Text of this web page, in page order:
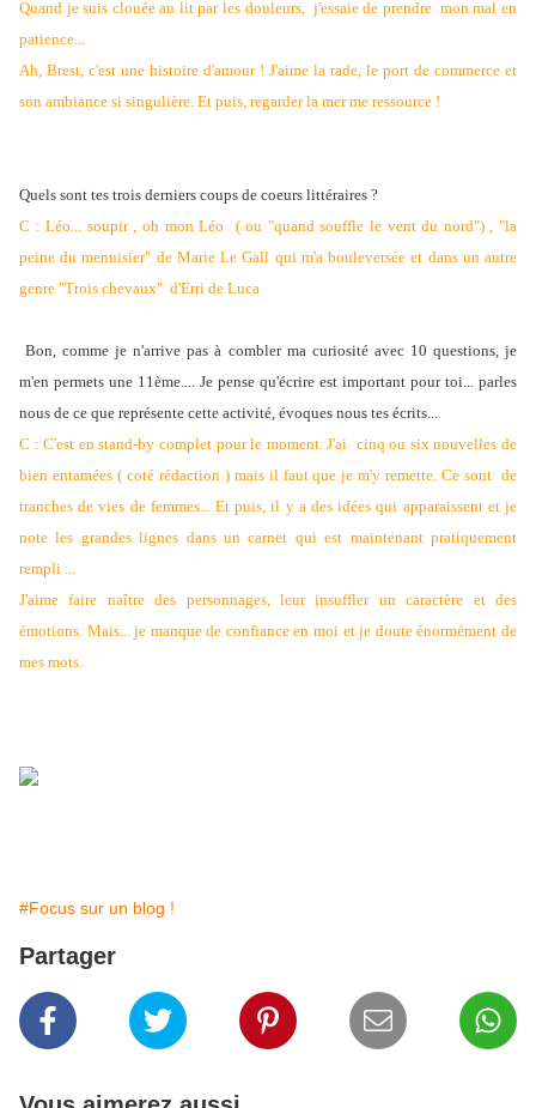
Quand je suis clouée au lit par les douleurs, j'essaiede prendre mon mal en
patience...
Ah, Brest, c'est une histoire d'amour ! J'aime la rade, le port de commerce et
son ambiance si singulière. Et puis, regarder la mer me ressource !
Quels sont tes trois derniers coups de coeurs littéraires ?
C : Léo... soupir , oh mon Léo ( ou "quand souffle le vent du nord") , "la
peine du menuisier" de Marie Le Gall qui m'a bouleversée et dans un autre
genre "Trois chevaux" d'Erri de Luca
Bon, comme je n'arrive pas à combler ma curiosité avec 10 questions, je
m'en permets une 11ème.... Je pense qu'écrire est important pour toi... parles
nous de ce que représente cette activité, évoques nous tes écrits...
C : C'est en stand-by complet pour le moment. J'ai cinq ou six nouvelles de
bien entamées ( coté rédaction ) mais il faut que je m'y remette. Ce sont de
tranches de vies de femmes... Et puis, il y a des idées qui apparaissent et je
note les grandes lignes dans un carnet qui est maintenant pratiquement
rempli ...
J'aime faire naître des personnages, leur insuffler un caractère et des
émotions. Mais... je manque de confiance en moi et je doute énormément de
mes mots.
#Focus sur un blog !
Partager